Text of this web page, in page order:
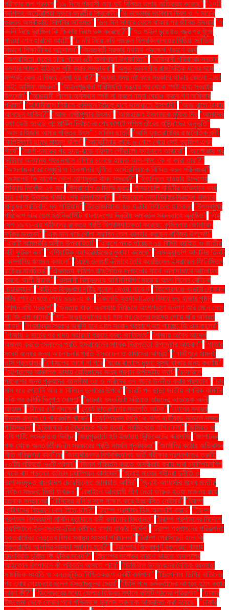
পরীক্ষার ফল প্রকাশ "১৯ দিনে প্রবাসী আয় দুই বিলিয়ন ডলার অতিক্রম করেছে" "২৭টি
ব্যাগসহ অস্ট্রেলিয়া সফরে ভারতীয় ক্রিকেটার "৪ নভেম্বর সংবিধান দিবস ও ৭ মার্চের
গুরুত্ব অস্বীকার: সিপিবির অভিমত" "৬৭ দিন সাগরে ভেসে থাকার পর জীবিত উদ্ধার "৭
বদলি নিয়ে ব্রাজিল কি ফিফার নিয়ম ভঙ্গ করেছে?" "৭০ মাইল দূরে ৪০ বছর পর খুঁজে
পাওয়া গেল হারানো আংটি" "৮ দবি নিয়ে কবি নজরুল বিশ্ববিদ্যালয়ের মিডিয়া স্টাডিজ
বিভাগে শিক্ষার্থীদের আন্দোলন" "অন্তর্বর্তী সরকার যথাযথ পদক্ষেপ গ্রহণে ব্যর্থ
"অপরাজিতা ফুলের চায়ে পাবেন ৬টি অসাধারণ উপকারিতা" "অভিবাসী পরিবারের সন্তান
কমলার সামনে ইতিহাস সৃষ্টি করার সম্ভাবনা" "অমুক ব্যবসায়ীর রাজনৈতিক দলের সঙ্গে
সম্পর্ক: কেন এ বিষয়ে লেখা হয় না?" "অযথা সময় নষ্ট করে সরকারে থাকার কোনো ইচ্ছা
নেই: আসিফ নজরুল" "আইনশৃঙ্খলা পরিস্থিতি সন্ধ্যার পর থেকে স্পষ্ট হবে: স্বরাষ্ট্র
উপদেষ্টা" "আওয়ামী লীগের অবস্থান স্পষ্ট না করলে যমুনা ঘেরাও করবে গণ অধিকার
পরিষদ" "আগামীকাল নির্বাচন কমিশনে বৈঠকে যাবে জামায়াতে ইসলামী" "আজ রাতে ঢাকায়
আসছেন সাকিব?" "আজ লক্ষ্মীপূজার উৎসব" "আজহারুল ইসলামকে মুক্তি দিন "আমাদের
কথা কেউ ভাবছে না: মার্কিন নির্বাচনের প্রেক্ষাপটে পশ্চিম তীরের বাসিন্দাদের অনুভূতি"
"আমার হিজাব আমার শক্তির উৎস" : মার্কিন ছাত্রী "আমি যুক্তরাষ্ট্রের রাজনৈতিক বন্দী:
ফিলিস্তিনি ছাত্র মাহমুদ খলিল" "আর্জেন্টিনার কাছে ৬ গোল খেয়ে সেই ব্রাজিল এখন
শীর্ষে" "আলী-চমকের পর হৃদয়-ঝড়ে বরিশাল পৌঁছালো ফাইনালে আবারো" "আলেপ্পোর পর
সিরিয়ার অন্যান্য শহর দখলে এগিয়ে চলেছে হায়াত আল-শাম: কে বা কারা তারা?"
"আসলাঙ্কারের সেঞ্চুরি ও তিকশানার ঘূর্ণিতে অস্ট্রেলিয়াকে বিস্মিত করল শ্রীলঙ্কা"
"আসলেই কি আপেল খেলে রোগমুক্ত থাকা সম্ভব?" "ইতালিতে যাওয়ার উদ্দেশ্যে
লিবিয়ায় নিখোঁজ ২৪ জন "ইসরায়েলি ৩ জিম্মি মুক্ত "ইসরায়েলি বাহিনীর অভিযানে বন্ধ
হয়ে গেছে উত্তর গাজার শেষ হাসপাতালটি" "ইসরায়েলে নেতানিয়াহুর বিরুদ্ধে হাজারো
মানুষের প্রতিবাদ: দ্য গার্ডিয়ান" "উড়োজাহাজে ৪০ ঘণ্টার নির্যাতন: হাতকড়া "উৎসবমুখর
পরিবেশে নটর ডেম ইউনিভার্সিটি বাংলাদেশের দ্বিতীয় সমাবর্তন সফলভাবে অনুষ্ঠিত" "এই
দেশ ১৯৭১-এর শহীদদের রক্তের প্রতি বিশ্বাসঘাতকতা করেছে: কুমিল্লায় জোনায়েদ
সাকির মন্তব্য" "এক মাস ধরে খোলা সয়াবিন তেল ব্যবহার করছেন বাণিজ্য উপদেষ্টা"
"একটি আমলকীর অসীম উপকারিতা!" "একুশে পদক পাচ্ছেন ১৪ বিশিষ্ট ব্যক্তি ও জাতীয়
নারী ফুটবল দল" "এশিয়াটিক ল্যাবরেটরিজের মুনাফা কমেছে" "এসঅ্যান্ডপি আদানির তিনটি
কোম্পানির ঋণমান কমালো" "এহুদ ওলমার্ট কীভাবে তৈরি করেছিলেন ইসরায়েল-ফিলিস্তিন
রাষ্ট্রের মানচিত্র" "ঐকমত্য কমিশন রাজনৈতিক দলগুলোর সাথে আলাদাভাবে আলোচনা
করবে: আলী রীয়াজ" "ওসমানী বিমানবন্দরে অগ্নিনির্বাপণ মহড়ায় অংশ নিলেন বেবিচক
চেয়ারম্যান" "কাউকে বিশৃঙ্খলা সৃষ্টির সুযোগ দেওয়া যাবে না "কিশোরগঞ্জে ভাঙারি দোকানে
মর্টার শেল দেখতে পেয়ে ৯৯৯-এ কল "কেনেডি হত্যাকাণ্ডের বিষয়ে ৮০ হাজার পৃষ্ঠার
গোপন নথি প্রকাশ" "ক্ষমতায় থাকা অবস্থায় নির্বাচনে অংশগ্রহণ জনগণ আর মেনে নেবে
না: জি এম কাদের" "গণ–অভ্যুত্থানের ছয় মাস পর ছেলের মরদেহ পেয়ে মা'র অবিরত
কান্না" "গণমাধ্যম সরকার অখুশি হবে এমন সংবাদ প্রকাশে ভয় পাচ্ছে: জি এম কাদের"
"গাজায় ২ মার্চের পর খাদ্য সহায়তা প্রবাহ বন্ধ: জাতিসংঘ" "গাজায় অবৈধ আদেশ
অমান্য করতে সেনাদের প্রতি ইসরায়েলের সাবেক নিরাপত্তা উপদেষ্টার আহ্বান"' "গাজার
সংঘর্ষ বন্ধের জন্য আলোচনার প্রতি ইসরায়েল ও হামাসের আগ্রহ" "গাজীপুরে হামলা:
ওসি প্রত্যাহার "গোসলের আগে না পরে "ঘরের বাতাসে দূষণ: সুস্থ থাকার জন্য করণীয়".
"চট্টগ্রামের আঞ্চলিক ভাষায় রোহিঙ্গাদের জন্য প্রধান উপদেষ্টার বার্তা" "চাকরিতে
প্রবেশের জন্য পুরুষদের বয়সসীমা ৩৫ ও নারীদের ৩৭ বছরে উন্নীত করার প্রস্তাব" "চার
মাস ধরে রপ্তানি আয় ৪ বিলিয়ন ডলারের উপরে" "চারটি পদ ছাড়া জাতীয় নাগরিক কমিটির
বাকি সব কমিটি বিলুপ্ত ঘোষণা" "চারবার বসতভিটা সরিয়েও ভাঙনের আতঙ্কে আলী
আহমদ" "চীনের ৫টি পদক্ষেপ "চুয়েট ছাত্রলীগের সভাপতি আটক" "চোখের স্বাস্থ্য
উন্নত রাখতে যে খাবারগুলি খাবেন" "চ্যাম্পিয়নস ট্রফি: ২ শর্তে হাইব্রিড মডেলে সম্মত
পাকিস্তান" "ছুরিকাঘাত ও বৈদ্যুতিক শকে হত্যা: সবজিখেতে লাশ ফেলা" "জমিয়ত ও
এবি পার্টি: সংস্কার ও নির্বাচন "জয়পুরহাটে হাট ইজারায় সিন্ডিকেটের কারসাজি "জাপানের
পক্ষ থেকে অন্তর্বর্তীকালীন সরকারের প্রতি সমর্থন পুনর্ব্যক্ত" "জার্মানির কঠোর অভিবাসন
নীতি পরিকল্পনা ব্যর্থ"m "জাহাঙ্গীরনগর বিশ্ববিদ্যালয় ভর্তি পরীক্ষার প্রশ্নপত্রে ত্রুটি:
৮০টির পরিবর্তে ৭৮টি প্রশ্ন" "জিনস পরিবর্তন করতে অস্বীকার করায় দাবা চ্যাম্পিয়নশিপ
থেকে বাদ পড়লেন বর্তমান চ্যাম্পিয়ন কার্লসেন" "জুলাই মাসের শহীদরা দুর্নীতি ও
দুঃশাসনমুক্ত বাংলাদেশ চেয়েছিলেন: জামায়াত আমির" "জুলাই-আগস্টের মধ্যে জাতীয়
নির্বাচন সম্ভব: মির্জা ফখরুল" "টাঙ্গাইলে আওয়ামী লীগ নেতা ফারুক হত্যা মামলার রায়ে
হতবাক সন্তানেরা "টেনিসের রানি’র সঙ্গে সাক্ষাৎ করে উচ্ছ্বসিত নেইমার" "ট্রাম্প
পেন্টাগনের নিয়ন্ত্রণ কেন নিতে চান?" "ট্রাম্প প্রশাসন ডিম আমদানি করবে" "ট্রাম্প
প্রশাসন বিশ্বব্যাপী মার্কিন দূতাবাসে কর্মী কমানোর সিদ্ধান্ত" "ট্রাম্প প্রশাসনের নির্দেশে
ওয়াশিংটনে ইউএসএআইডির কর্মীদের বাসায় থাকার নির্দেশ" "ট্রাম্প প্রশাসনের পরিকল্পনা:
যুক্তরাষ্ট্রের নেতৃত্বে বিশ্ব স্বাস্থ্য সংস্থা পরিচালনা" "ট্রাম্প প্রেসিডেন্ট হলে কি
যুক্তরাষ্ট্রে আদানির সমস্যা সমাধান হবে?" "ট্রাম্পের বিদ্বেষপূর্ণ বক্তব্য: গাজায়
যুদ্ধবিরতি চুক্তি কি ঝুঁকির মধ্যে?" "ট্রাম্পের শুল্কের কারণে ভারতে অ্যাপলের
আইফোন উৎপাদনে কী পরিবর্তন আসতে পারে" "ডিজিটাল উদ্ভাবনের নৈতিক ব্যবহার:
সামাজিক সংহতি ও অন্তর্ভুক্তি নিশ্চিতকরণে একটি কর্মশালা" "ডিপ্লোমা ডিগ্রি বাতিলের
পর এবার গ্রেফতার হলেন ইস্তাম্বুলের মেয়র" "ডিসি পদে কর্মকর্তাদের আগ্রহ হঠাৎ কমার
কারণ কী?" "ডিসেম্বরের মধ্যে জেলার বিভিন্ন স্থানে কমিটি গঠনের পরিকল্পনা" "ঢাকার
ইজতেমা থেকে ফেরার পথে পশ্চিমবঙ্গে মুসলিম তরুণকে আক্রান্ত করা হয়েছে" "ঢাকার